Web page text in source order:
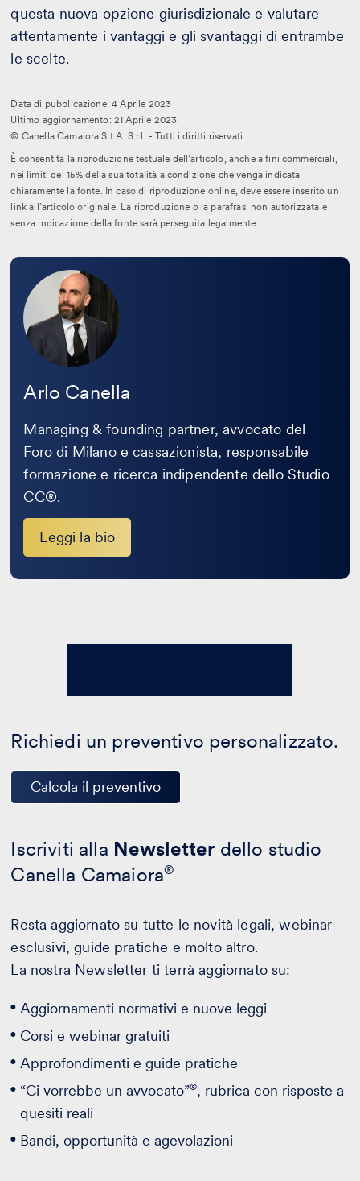
questa nuova opzione giurisdizionale e valutare
attentamente i vantaggi e gli svantaggi di entrambe
le scelte.
Data di pubblicazione: 4 Aprile 2023
Ultimo aggiornamento: 21 Aprile 2023
© Canella Camaiora S.t.A. S.r.l. - Tutti i diritti riservati.
È consentita la riproduzione testuale dell’articolo, anche a fini commerciali,
nei limiti del 15% della sua totalità a condizione che venga indicata
chiaramente la fonte. In caso di riproduzione online, deve essere inserito un
link all’articolo originale. La riproduzione o la parafrasi non autorizzata e
senza indicazione della fonte sarà perseguita legalmente.
Arlo Canella
Managing & founding partner, avvocato del
Foro di Milano e cassazionista, responsabile
formazione e ricerca indipendente dello Studio
CC®.
Leggi la bio
Leggi
bio
Richiedi un preventivo personalizzato.
Calcola il preventivo
Iscriviti alla Newsletter dello studio
Canella Camaiora®
Resta aggiornato su tutte le novità legali, webinar
esclusivi, guide pratiche e molto altro.
La nostra Newsletter ti terrà aggiornato su:
Aggiornamenti normativi e nuove leggi
Corsi e webinar gratuiti
Approfondimenti e guide pratiche
“Ci vorrebbe un avvocato”®, rubrica con risposte a
quesiti reali
Bandi, opportunità e agevolazioni